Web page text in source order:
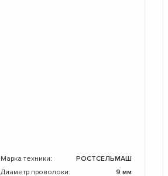
Марка техники:
РОСТСЕЛЬМАШ
Диаметр проволоки:
9 мм